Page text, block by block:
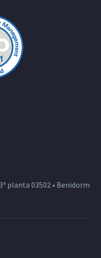
planta 03502 • Benidorm